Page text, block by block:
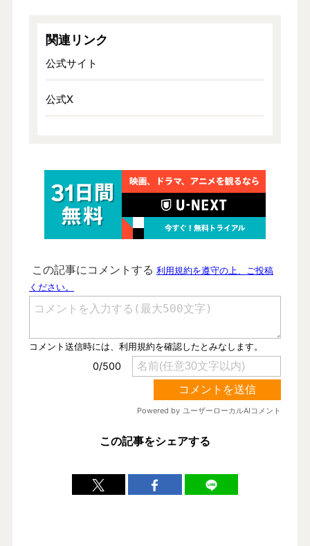
関連リンク
公式サイト
公式X
この記事をシェアする